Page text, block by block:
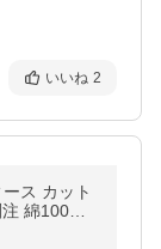
いいね 2
ス カット
綿100%